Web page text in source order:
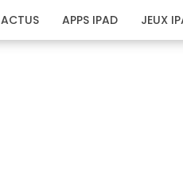
ACTUS APPS IPAD JEUX